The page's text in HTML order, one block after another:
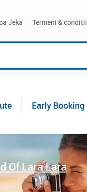
Jeka Termeni & conditii
Early Booking
Of Lara Lara